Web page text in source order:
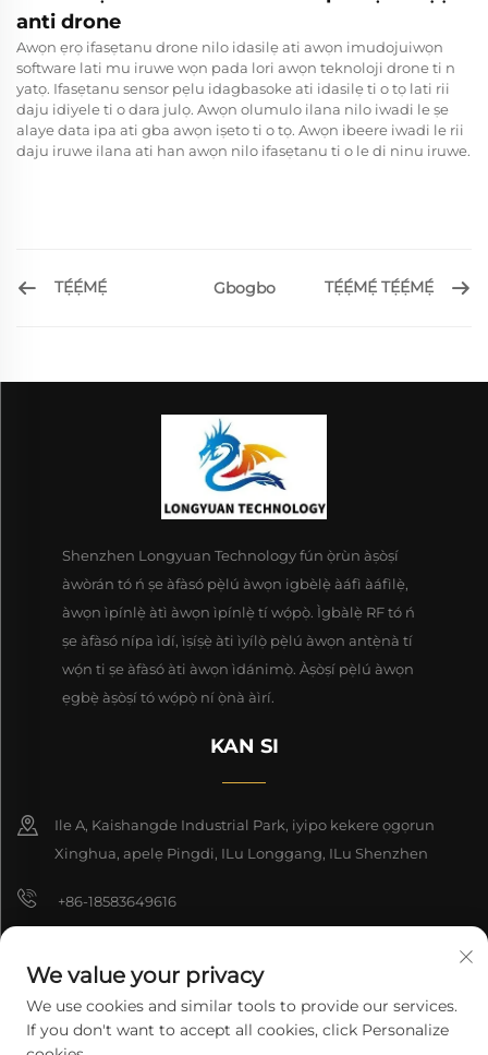
anti drone
Awọn ẹrọ ifasẹtanu drone nilo idasilẹ ati awọn imudojuiwọn
software lati mu iruwe wọn pada lori awọn teknoloji drone ti n
yatọ. Ifasẹtanu sensor pẹlu idagbasoke ati idasilẹ ti o tọ lati rii
daju idiyele ti o dara julọ. Awọn olumulo ilana nilo iwadi le ṣe
alaye data ipa ati gba awọn iṣeto ti o tọ. Awọn ibeere iwadi le rii
daju iruwe ilana ati han awọn nilo ifasẹtanu ti o le di ninu iruwe.
TẸ́Ẹ́MẸ́ Gbogbo TẸ́Ẹ́MẸ́ TẸ́Ẹ́MẸ́
Shenzhen Longyuan Technology fún ọ̀rùn àṣòṣí
àwòrán tó ń ṣe àfàsó pẹ̀lú àwọn igbèlẹ̀ àáfì àáfìlẹ̀,
àwọn ìpínlẹ̀ àtì àwọn ìpínlẹ̀ tí wọ́pọ̀. Ìgbàlẹ̀ RF tó ń
ṣe àfàsó nípa ìdí, ìṣíṣẹ̀ àti ìyílọ̀ pẹ̀lú àwọn antẹ̀nà tí
wọ́n ti ṣe àfàsó àti àwọn ìdánimọ̀. Àṣòṣí pẹ̀lú àwọn
ẹgbẹ̀ àṣòṣí tó wọ́pọ̀ ní ọ̀nà àìrí.
KAN SI
Ile A, Kaishangde Industrial Park, iyipo kekere ọgọrun
Xinghua, apelẹ Pingdi, ILu Longgang, ILu Shenzhen
+86-18583649616
8618165761396
We value your privacy
We use cookies and similar tools to provide our services.
If you don't want to accept all cookies, click Personalize